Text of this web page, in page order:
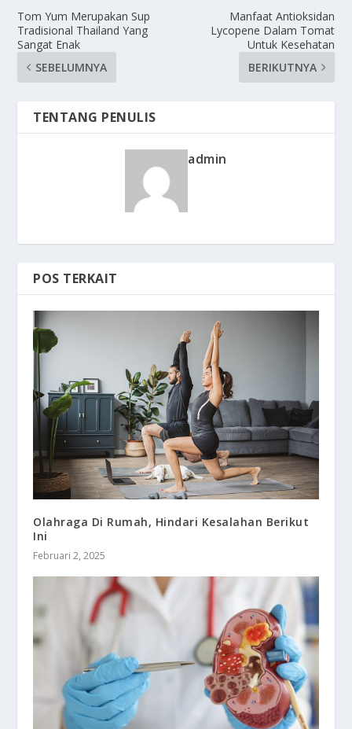
Tom Yum Merupakan Sup
Tradisional Thailand Yang
Sangat Enak
SEBELUMNYA
Manfaat Antioksidan
Lycopene Dalam Tomat
Untuk Kesehatan
BERIKUTNYA
TENTANG PENULIS
admin
POS TERKAIT
Olahraga Di Rumah, Hindari Kesalahan Berikut
Ini
Februari 2, 2025